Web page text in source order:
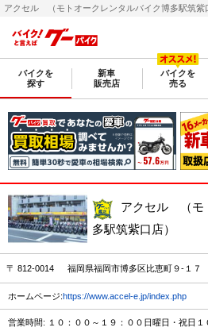
バイクを
探す
新車
販売店
バイクを
売る
アクセル （モ
多駅筑紫口店）
〒 812-0014 福岡県福岡市博多区比恵町９-１７
ホームページ:https://www.accel-e.jp/index.php
営業時間: １０：００～１９：００日曜日・祝日１